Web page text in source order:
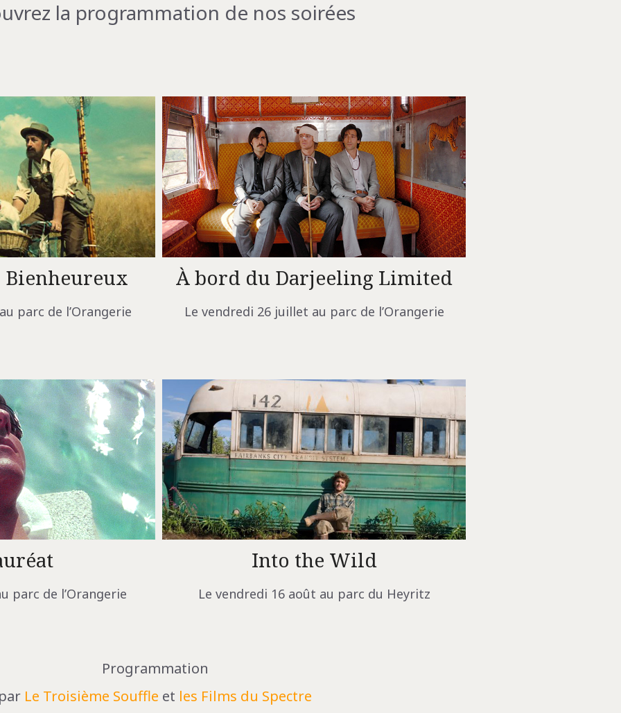
la programmation de nos soirées
parc de l’Orangerie
À bord du Darjeeling Limited
Le vendredi 26 juillet au parc de l’Orangerie
parc de l’Orangerie
Into the Wild
Le vendredi 16 août au parc du Heyritz
Programmation
Le Troisième Souffle et les Films du Spectre